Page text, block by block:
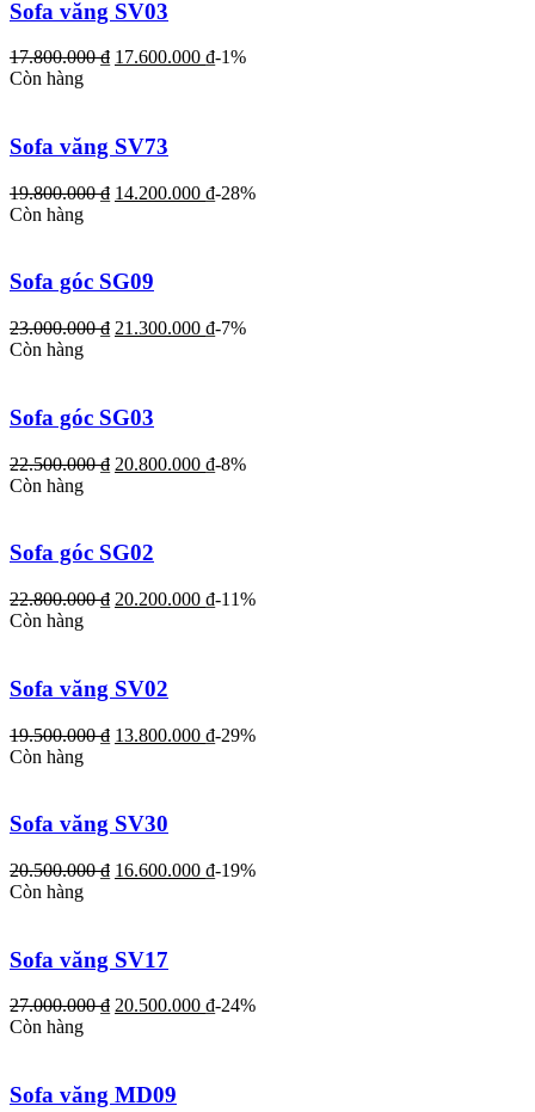
Sofa văng SV03
17.800.000₫ 17.600.000 ₫-1%
Còn hàng
Sofa văng SV73
19.800.000₫ 14.200.000 ₫-28%
Còn hàng
Sofa góc SG09
23.000.000₫ 21.300.000 ₫-7%
Còn hàng
Sofa góc SG03
22.500.000₫ 20.800.000 ₫-8%
Còn hàng
Sofa góc SG02
22.800.000₫ 20.200.000 ₫-11%
Còn hàng
Sofa văng SV02
19.500.000₫ 13.800.000 ₫-29%
Còn hàng
Sofa văng SV30
20.500.000₫ 16.600.000 ₫-19%
Còn hàng
Sofa văng SV17
27.000.000₫ 20.500.000 ₫-24%
Còn hàng
Sofa văng MD09